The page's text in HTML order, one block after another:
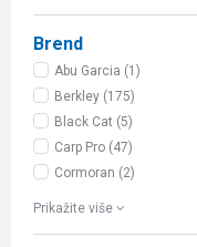
Brend
Abu Garcia (1)
Berkley (175)
Black Cat (5)
Carp Pro (47)
Cormoran (2)
Prikažite više